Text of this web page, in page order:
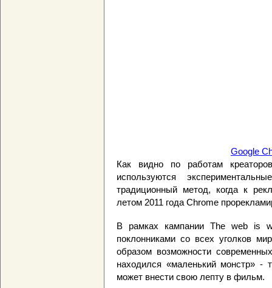
Google
Как видно по работам
используются
традиционный метод, когда к
летом 2011 года Chrome
В рамках кампании The web is
поклонниками со всех уголков
образом возможности
находился «маленький монстр» -
может внести свою лепту в фильм.